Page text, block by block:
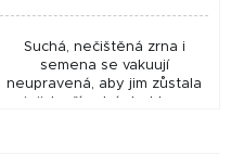
Suchá, nečištěná zrna i
semena se vakuují
neupravená, aby jim zůstala
jejich přírodní struktura